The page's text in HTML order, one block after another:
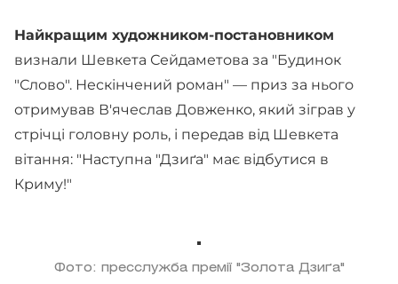
Найкращим художником-постановником
визнали Шевкета Сейдаметова за "Будинок
"Слово". Нескінчений роман" — приз за нього
отримував В'ячеслав Довженко, який зіграв у
стрічці головну роль, і передав від Шевкета
вітання: "Наступна "Дзиґа" має відбутися в
Криму!"
Фото: пресслужба премії "Золота Дзиґа"